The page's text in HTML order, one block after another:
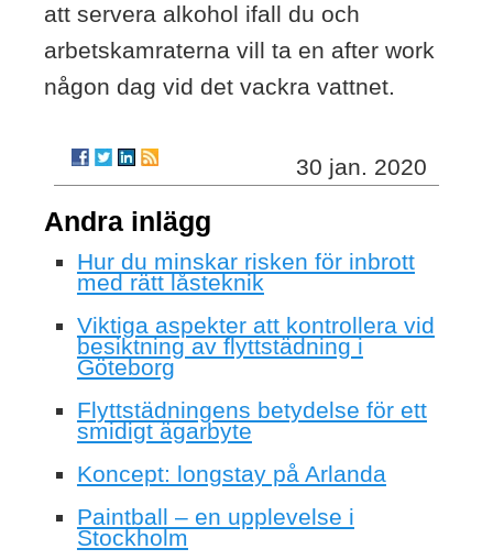
att servera alkohol ifall du och
arbetskamraterna vill ta en after work
någon dag vid det vackra vattnet.
30 jan. 2020
Andra inlägg
Hur du minskar risken för inbrott
med rätt låsteknik
Viktiga aspekter att kontrollera vid
besiktning av flyttstädning i
Göteborg
Flyttstädningens betydelse för ett
smidigt ägarbyte
Koncept: longstay på Arlanda
Paintball – en upplevelse i
Stockholm